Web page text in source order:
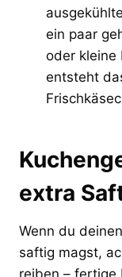
ein paar
oder kleine
entsteht
extra
Wenn du
saftig magst,
reiben – fertige